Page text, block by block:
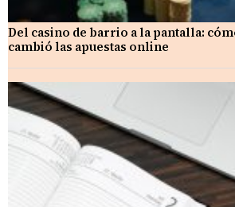
Del casino de barrio a la pantalla:
cambió las apuestas online